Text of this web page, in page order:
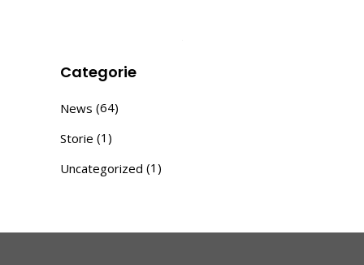
Categorie
News (64)
Storie (1)
Uncategorized (1)